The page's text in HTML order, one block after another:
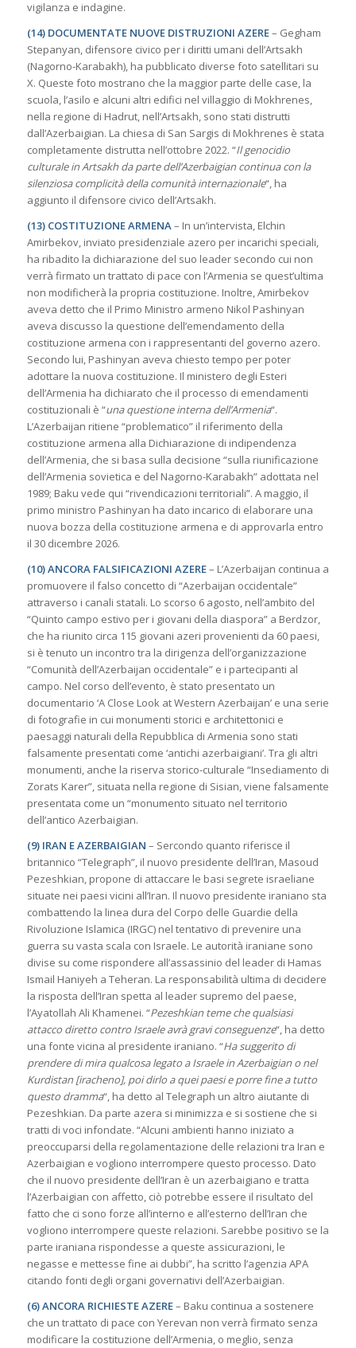
vigilanza e indagine.
(14) DOCUMENTATE NUOVE DISTRUZIONI AZERE– Gegham
Stepanyan, difensore civico per i diritti umani dell’Artsakh
(Nagorno-Karabakh), ha pubblicato diverse foto satellitari su
X. Queste foto mostrano che la maggior parte delle case, la
scuola, l’asilo e alcuni altri edifici nel villaggio di Mokhrenes,
nella regione di Hadrut, nell’Artsakh, sono stati distrutti
dall’Azerbaigian. La chiesa di San Sargis di Mokhrenes è stata
completamente distrutta nell’ottobre 2022. “Il genocidio
culturale in Artsakh da parte dell’Azerbaigian continua con la
silenziosa complicità della comunità internazionale“, ha
aggiunto il difensore civico dell’Artsakh.
(13) COSTITUZIONE ARMENA– In un’intervista, Elchin
Amirbekov, inviato presidenziale azero per incarichi speciali,
ha ribadito la dichiarazione del suo leader secondo cui non
verrà firmato un trattato di pace con l’Armenia se quest’ultima
non modificherà la propria costituzione. Inoltre, Amirbekov
aveva detto che il Primo Ministro armeno Nikol Pashinyan
aveva discusso la questione dell’emendamento della
costituzione armena con i rappresentanti del governo azero.
Secondo lui, Pashinyan aveva chiesto tempo per poter
adottare la nuova costituzione. Il ministero degli Esteri
dell’Armenia ha dichiarato che il processo di emendamenti
costituzionali è “una questione interna dell’Armenia“.
L’Azerbaijan ritiene “problematico” il riferimento della
costituzione armena alla Dichiarazione di indipendenza
dell’Armenia, che si basa sulla decisione “sulla riunificazione
dell’Armenia sovietica e del Nagorno-Karabakh” adottata nel
1989; Baku vede qui “rivendicazioni territoriali”. A maggio, il
primo ministro Pashinyan ha dato incarico di elaborare una
nuova bozza della costituzione armena e di approvarla entro
il 30 dicembre 2026.
(10) ANCORA FALSIFICAZIONI AZERE– L’Azerbaijan continua a
promuovere il falso concetto di “Azerbaijan occidentale”
attraverso i canali statali. Lo scorso 6 agosto, nell’ambito del
“Quinto campo estivo per i giovani della diaspora” a Berdzor,
che ha riunito circa 115 giovani azeri provenienti da 60 paesi,
si è tenuto un incontro tra la dirigenza dell’organizzazione
“Comunità dell’Azerbaijan occidentale” e i partecipanti al
campo. Nel corso dell’evento, è stato presentato un
documentario ‘A Close Look at Western Azerbaijan’ e una serie
di fotografie in cui monumenti storici e architettonici e
paesaggi naturali della Repubblica di Armenia sono stati
falsamente presentati come ‘antichi azerbaigiani’. Tra gli altri
monumenti, anche la riserva storico-culturale “Insediamento di
Zorats Karer”, situata nella regione di Sisian, viene falsamente
presentata come un “monumento situato nel territorio
dell’antico Azerbaigian.
(9) IRAN E AZERBAIGIAN – Sercondo quanto riferisce il
britannico “Telegraph”, il nuovo presidente dell’Iran, Masoud
Pezeshkian, propone di attaccare le basi segrete israeliane
situate nei paesi vicini all’Iran. Il nuovo presidente iraniano sta
combattendo la linea dura del Corpo delle Guardie della
Rivoluzione Islamica (IRGC) nel tentativo di prevenire una
guerra su vasta scala con Israele. Le autorità iraniane sono
divise su come rispondere all’assassinio del leader di Hamas
Ismail Haniyeh a Teheran. La responsabilità ultima di decidere
la risposta dell’Iran spetta al leader supremo del paese,
l’Ayatollah Ali Khamenei. “Pezeshkian teme che qualsiasi
attacco diretto contro Israele avrà gravi conseguenze“, ha detto
una fonte vicina al presidente iraniano. “Ha suggerito di
prendere di mira qualcosa legato a Israele in Azerbaigian o nel
Kurdistan [iracheno], poi dirlo a quei paesi e porre fine a tutto
questo dramma“, ha detto al Telegraph un altro aiutante di
Pezeshkian. Da parte azera si minimizza e si sostiene che si
tratti di voci infondate. “Alcuni ambienti hanno iniziato a
preoccuparsi della regolamentazione delle relazioni tra Iran e
Azerbaigian e vogliono interrompere questo processo. Dato
che il nuovo presidente dell’Iran è un azerbaigiano e tratta
l’Azerbaigian con affetto, ciò potrebbe essere il risultato del
fatto che ci sono forze all’interno e all’esterno dell’Iran che
vogliono interrompere queste relazioni. Sarebbe positivo se la
parte iraniana rispondesse a queste assicurazioni, le
negasse e mettesse fine ai dubbi”, ha scritto l’agenzia APA
citando fonti degli organi governativi dell’Azerbaigian.
(6) ANCORA RICHIESTE AZERE– Baku continua a sostenere
che un trattato di pace con Yerevan non verrà firmato senza
modificare la costituzione dell’Armenia, o meglio, senza